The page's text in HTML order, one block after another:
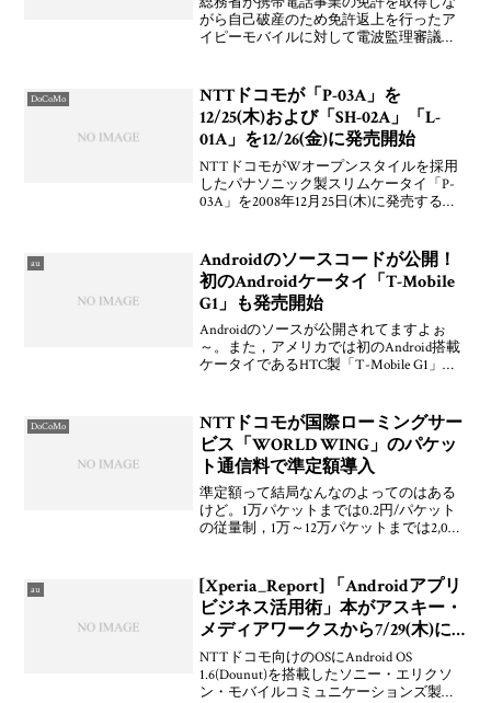
がら自己破産のため免許返上を行ったア
イピーモバイルに対して電波監理審議会
しとのこと。この周波数の再利用の検討
も本格化し，来春以降
DoCoMo
NTTドコモが「P-03A」を
12/25(木)および「SH-02A」「L-
01A」を12/26(金)に発売開始
NTTドコモがWオープンスタイルを採用
したパナソニック製スリムケータイ「P-
03A」を2008年12月25日(木)に発売するこ
ッチパネル対応のLG電子製ス
au
Androidのソースコードが公開！
初のAndroidケータイ「T-Mobile
G1」も発売開始
Androidのソースが公開されてますよぉ
～。また，アメリカでは初のAndroid搭載
ケータイであるHTC製「T-Mobile G1」が
アプリケーション
DoCoMo
NTTドコモが国際ローミングサー
ビス「WORLD WING」のパケッ
ト通信料で準定額導入
準定額って結局なんなのよってのはある
けど。1万パケットまでは0.2円/パケット
の従量制，1万～12万パケットまでは2,000
コモの国際ローミングは国内向けのパ
au
[Xperia_Report] 「Androidアプリ
ビジネス活用術」本がアスキー・
メディアワークスから7/29(木)に
発売
NTTドコモ向けのOSにAndroid OS
1.6(Dounut)を搭載したソニー・エリクソ
ン・モバイルコミュニケーションズ製